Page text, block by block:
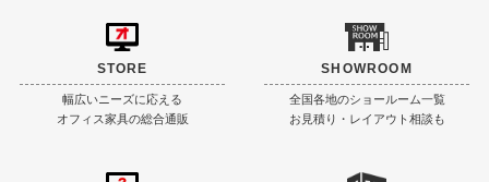
STORE
幅広いニーズに応える
オフィス家具の総合通販
SHOWROOM
全国各地のショールーム一覧
お見積り・レイアウト相談も